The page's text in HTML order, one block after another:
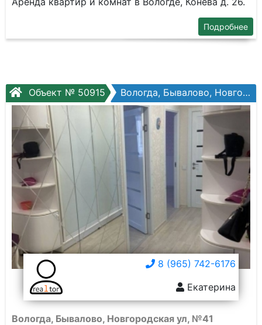
Подробнее
Объект № 50915 Вологда, Бывалово, Новгородская ул, №41
8 (965) 742-6176
Екатерина
Вологда, Бывалово, Новгородская ул, №41